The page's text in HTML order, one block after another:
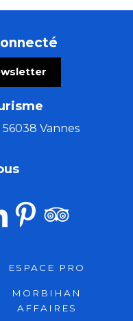
Vannes
ESPACE PRO
MORBIHAN
AFFAIRES